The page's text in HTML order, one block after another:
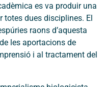
es va produir una
totes dues disciplines. El
raons d’aquesta
les aportacions de
i al tractament del